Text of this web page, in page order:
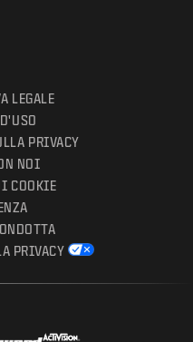
LEGALE
PRIVACY
NOI
COOKIE
PRIVACY